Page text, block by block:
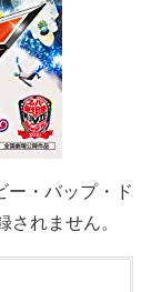
ー・バップ・ド
されません。